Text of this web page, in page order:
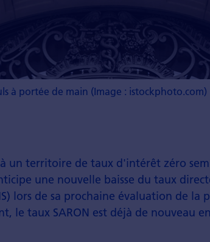
à portée de main (Image : istockphoto.com)
un territoire de taux d'intérêt zéro
une nouvelle baisse du taux
lors de sa prochaine évaluation de
le taux SARON est déjà de nouveau